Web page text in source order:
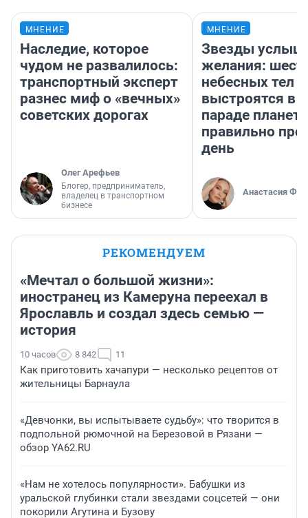
МНЕНИЕ
Наследие, которое
чудом не развалилось:
транспортный эксперт
разнес миф о «вечных»
советских дорогах
Олег Арефьев
Блогер, предприниматель,
владелец в транспортном
бизнесе
МНЕНИЕ
Звезды
желания:
небесных тел
выстроятся в
параде планет
правильно
день
Анастасия
РЕКОМЕНДУЕМ
«Мечтал о большой жизни»:
иностранец из Камеруна переехал в
Ярославль и создал здесь семью —
история
10 часов 8 842 11
Как приготовить хачапури — несколько рецептов от
жительницы Барнаула
«Девчонки, вы испытываете судьбу»: что творится в
подпольной рюмочной на Березовой в Рязани —
обзор YA62.RU
«Нам не хотелось популярности». Бабушки из
уральской глубинки стали звездами соцсетей — они
покорили Агутина и Бузову